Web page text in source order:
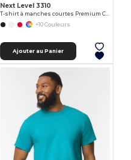
Next Level 3310
T-shirt à manches courtes Premium Crew pour jeunes
+10 Couleurs
Ajouter au Panier